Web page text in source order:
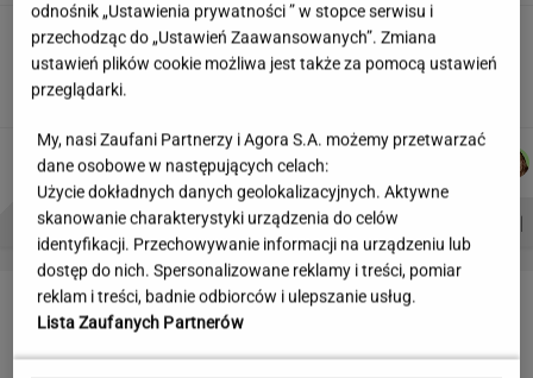
Nowe zdjęcie Johna Goodmana trafiło do
sieci. Aktor schudł 90 kg
Autorzy:
NOWAK
MICHAŁ
KIEDROWSKI
PROBLEMY POLSKICH SIATKARZY ZNAK Z '30' WISŁAWA SZYMBORSKA
LETNIE OKAZJE
odnośnik „Ustawienia prywatności ” w stopce serwisu i
przechodząc do „Ustawień Zaawansowanych”. Zmiana
ustawień plików cookie możliwa jest także za pomocą ustawień
przeglądarki.
My, nasi Zaufani Partnerzy i Agora S.A. możemy przetwarzać
dane osobowe w następujących celach:
Użycie dokładnych danych geolokalizacyjnych. Aktywne
skanowanie charakterystyki urządzenia do celów
identyfikacji. Przechowywanie informacji na urządzeniu lub
dostęp do nich. Spersonalizowane reklamy i treści, pomiar
reklam i treści, badnie odbiorców i ulepszanie usług.
Lista Zaufanych Partnerów